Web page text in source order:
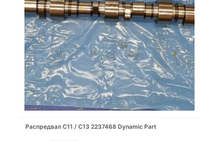
Распредвал С11 / С13 2237468 Dynamic Part